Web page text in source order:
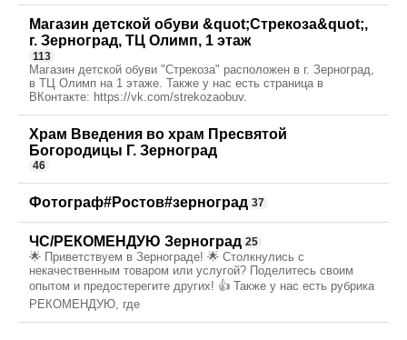
Магазин детской обуви &quot;Стрекоза&quot;,
г. Зерноград, ТЦ Олимп, 1 этаж
113
Магазин детской обуви "Стрекоза" расположен в г. Зерноград,
в ТЦ Олимп на 1 этаже. Также у нас есть страница в
ВКонтакте: https://vk.com/strekozaobuv.
Храм Введения во храм Пресвятой
Богородицы Г. Зерноград
46
Фотограф#Ростов#зерноград 37
ЧС/РЕКОМЕНДУЮ Зерноград 25
🌟 Приветствуем в Зернограде! 🌟 Столкнулись с
некачественным товаром или услугой? Поделитесь своим
опытом и предостерегите других! 👍 Также у нас есть рубрика
РЕКОМЕНДУЮ, где